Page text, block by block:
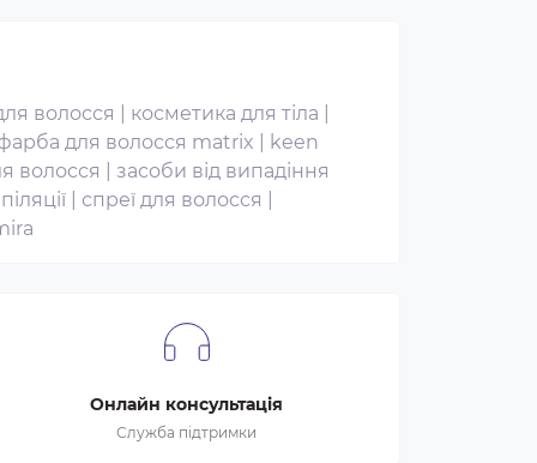
волосся косметика для тіла
для волосся matrix
keen
волосся
засоби від випадіння
спреї для волосся
Онлайн консультація
Служба підтримки